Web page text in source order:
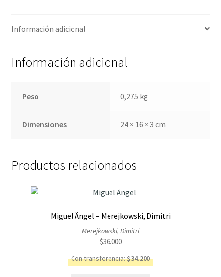
Información adicional
Información adicional
Peso 0,275 kg
Dimensiones 24 × 16 × 3 cm
Productos relacionados
Miguel Ängel – Merejkowski, Dimitri
Merejkowski, Dimitri
$36.000
Con transferencia:$34.200